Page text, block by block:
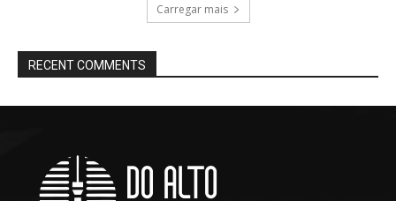
Carregar mais
RECENT COMMENTS